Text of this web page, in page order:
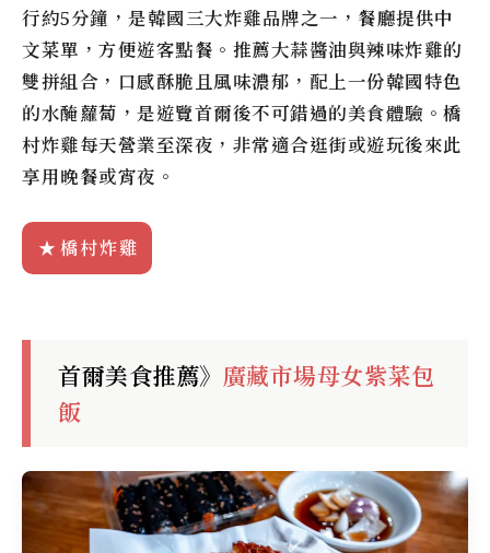
行約5分鐘，是韓國三大炸雞品牌之一，餐廳提供中
文菜單，方便遊客點餐。推薦大蒜醬油與辣味炸雞的
雙拼組合，口感酥脆且風味濃郁，配上一份韓國特色
的水醃蘿蔔，是遊覽首爾後不可錯過的美食體驗。橋
村炸雞每天營業至深夜，非常適合逛街或遊玩後來此
享用晚餐或宵夜。
橋村炸雞
首爾美食推薦》 廣藏市場母女紫菜包
飯